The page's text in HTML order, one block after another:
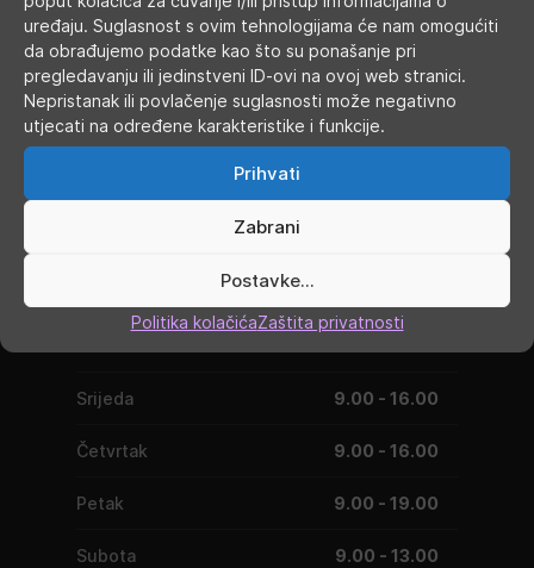
uređaju. Suglasnost s ovim tehnologijama će nam omogućiti
da obrađujemo podatke kao što su ponašanje pri
pregledavanju ili jedinstveni ID-ovi na ovoj web stranici.
Nepristanak ili povlačenje suglasnosti može negativno
utjecati na određene karakteristike i funkcije.
Prihvati
Zabrani
Postavke...
Politika kolačićaZaštita privatnosti
RADNO VRIJEME
Srijeda 9.00 - 16.00
Četvrtak 9.00 - 16.00
Petak 9.00 - 19.00
Subota 9.00 - 13.00